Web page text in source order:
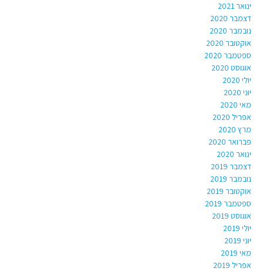
ינואר 2021
דצמבר 2020
נובמבר 2020
אוקטובר 2020
ספטמבר 2020
אוגוסט 2020
יולי 2020
יוני 2020
מאי 2020
אפריל 2020
מרץ 2020
פברואר 2020
ינואר 2020
דצמבר 2019
נובמבר 2019
אוקטובר 2019
ספטמבר 2019
אוגוסט 2019
יולי 2019
יוני 2019
מאי 2019
אפריל 2019